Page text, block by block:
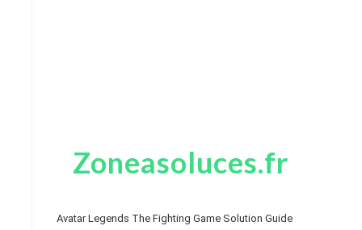
Zoneasoluces.fr
Avatar Legends The Fighting Game Solution Guide